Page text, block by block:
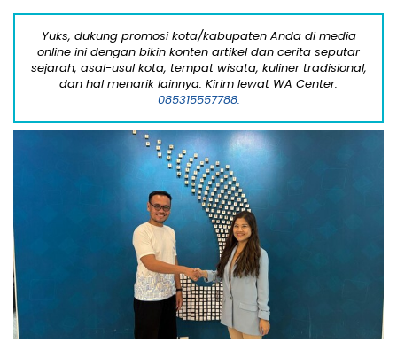
Yuks, dukung promosi kota/kabupaten Anda di media
online ini dengan bikin konten artikel dan cerita seputar
sejarah, asal-usul kota, tempat wisata, kuliner tradisional,
dan hal menarik lainnya. Kirim lewat WA Center:
085315557788.